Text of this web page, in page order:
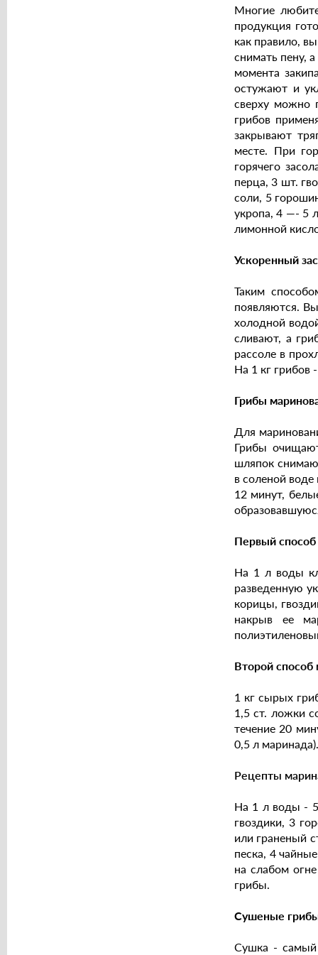
Многие
продукция
как правило,
снимать пену,
момента
остужают и
сверху можно
грибов
закрывают
месте. При
горячего
перца, 3 шт.
соли, 5
укропа, 4 —- 5
лимонной
Ускоренный
Таким
появляются.
холодной
сливают, а
рассоле в
На 1 кг грибов
Грибы
Для
Грибы
шляпок
в соленой
12 минут,
Первый способ
На 1 л воды
разведенную
корицы,
накрыв ее
Второй способ
1 кг сырых
1,5 ст. ложки
течение 20
0,5 л маринада).
Рецепты
На 1 л воды - 5
гвоздики, 3
или граненый
песка, 4
на слабом
грибы.
Сушеные
Сушка - самый